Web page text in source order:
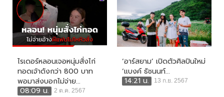
ไรเดอร์หลอนเจอหนุ่มสั่งไก่
ทอดเจ้าดังกว่า 800 บาท
พอมาส่งบอกไม่จ่าย...
08:09 น.
2 ต.ค. 2567
‘อาร์สยาม’ เปิดตัวศิลปินใหม่
‘แบงค์ ธัชนนท์...
14:21 น.
13 ก.ย. 2567